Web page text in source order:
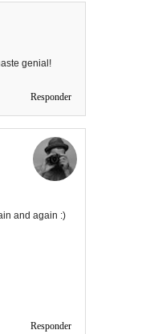
genial!
Responder
and again :)
Responder